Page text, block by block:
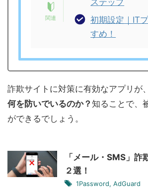
初期設定｜IT
すめ！
詐欺サイトに対策に有効なアプリが、
何を防いでいるのか？ 知ることで、
ができるでしょう。
「メール・SMS」詐
２選！
1Password, AdGuard